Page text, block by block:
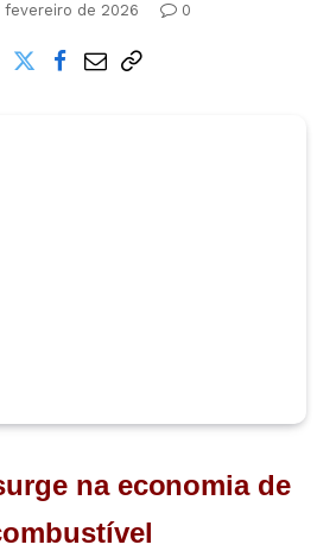
fevereiro de 2026
0
na economia de